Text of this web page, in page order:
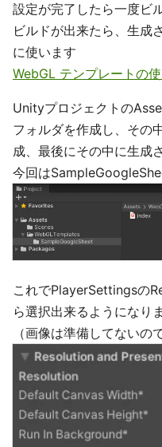
設定が完了したら一度ビ
ビルドが出来たら、生成
に使います
WebGL テンプレートの
Unityプロジェクトの
フォルダを作成し、その
成、最後にその中に生成
今回は
これでPlayerSettingsの
ら選択出来るようになり
（画像は準備してないの